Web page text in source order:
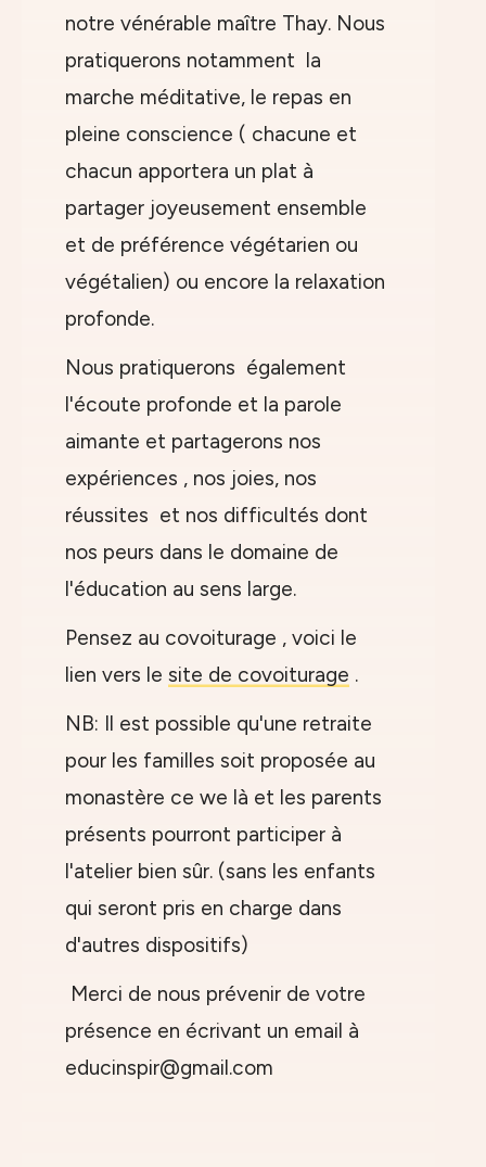
notre vénérable maître Thay. Nous
pratiquerons notamment la
marche méditative, le repas en
pleine conscience ( chacune et
chacun apportera un plat à
partager joyeusement ensemble
et de préférence végétarien ou
végétalien) ou encore la relaxation
profonde.
Nous pratiquerons également
l'écoute profonde et la parole
aimante et partagerons nos
expériences , nos joies, nos
réussites et nos difficultés dont
nos peurs dans le domaine de
l'éducation au sens large.
Pensez au covoiturage , voici le
lien vers le site de covoiturage .
NB: Il est possible qu'une retraite
pour les familles soit proposée au
monastère ce we là et les parents
présents pourront participer à
l'atelier bien sûr. (sans les enfants
qui seront pris en charge dans
d'autres dispositifs)
Merci de nous prévenir de votre
présence en écrivant un email à
educinspir@gmail.com